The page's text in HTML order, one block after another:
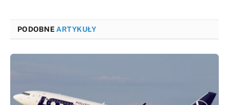
PODOBNE ARTYKUŁY